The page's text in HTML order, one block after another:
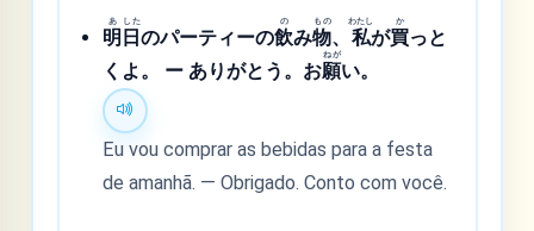
明
あ
日
した
のパーティーの飲
の
み物
もの
、 私
わたし
が買
か
っと
くよ。 ー ありがとう。お願
ねが
い。
Eu vou comprar as bebidas para a festa
de amanhã. — Obrigado. Conto com você.